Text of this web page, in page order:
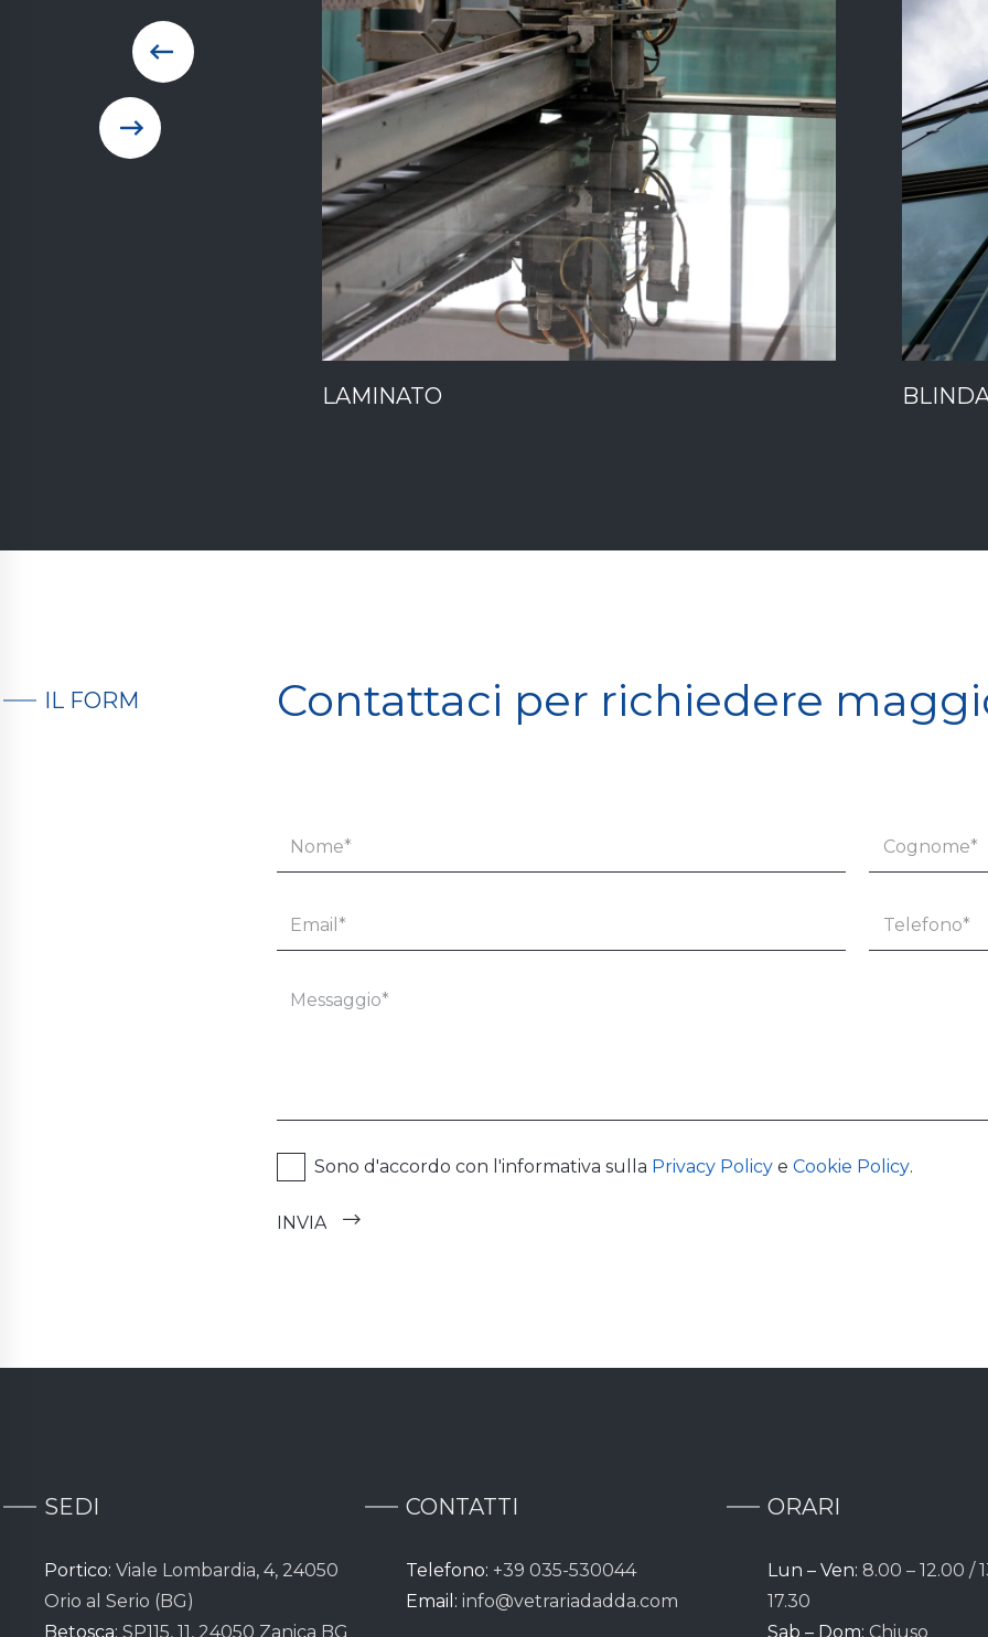
LAMINATO
IL FORM Contattaci per richiedere
Sono d'accordo con l'informativa sulla Privacy Policye Cookie Policy.
SEDI
Portico: Viale Lombardia, 4, 24050
Orio al Serio (BG)
Betosca: SP115, 11, 24050 Zanica BG
CONTATTI
Telefono: +39 035-530044
Email: info@vetrariadadda.com
ORARI
Lun – Ven: 8.00 – 12.00 /
17.30
Sab – Dom: Chiuso